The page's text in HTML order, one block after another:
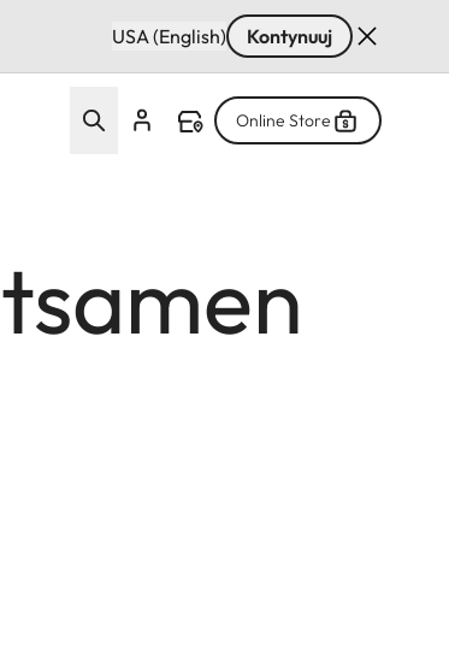
USA (English) Kontynuuj
Online Store